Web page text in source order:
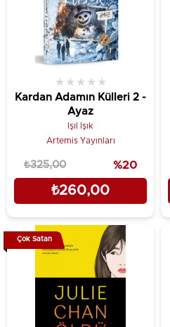
Kardan Adamın Külleri 2 -
Ayaz
★ ★ ★ ★ ★
Işıl Işık
Artemis Yayınları
₺260,00
₺325,00 %20
Çok Satan